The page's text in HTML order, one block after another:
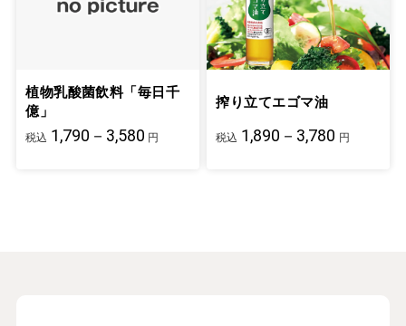
植物乳酸菌飲料「毎日千
億」
税込 1,790－3,580 円
搾り立てエゴマ油
税込 1,890－3,780 円